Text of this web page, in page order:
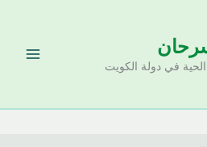
الحية في دولة الكويت